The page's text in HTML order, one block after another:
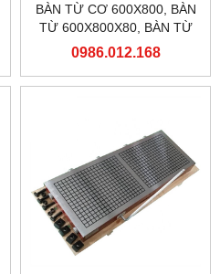
BÀN TỪ CƠ 600X800, BÀN
TỪ 600X800X80, BÀN TỪ
MÁY PHAY
0986.012.168